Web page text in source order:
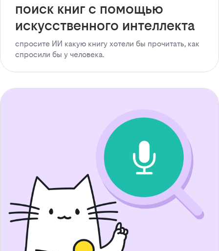
поиск книг с помощью
искусственного интеллекта
спросите ИИ какую книгу хотели бы прочитать, как
спросили бы у человека.